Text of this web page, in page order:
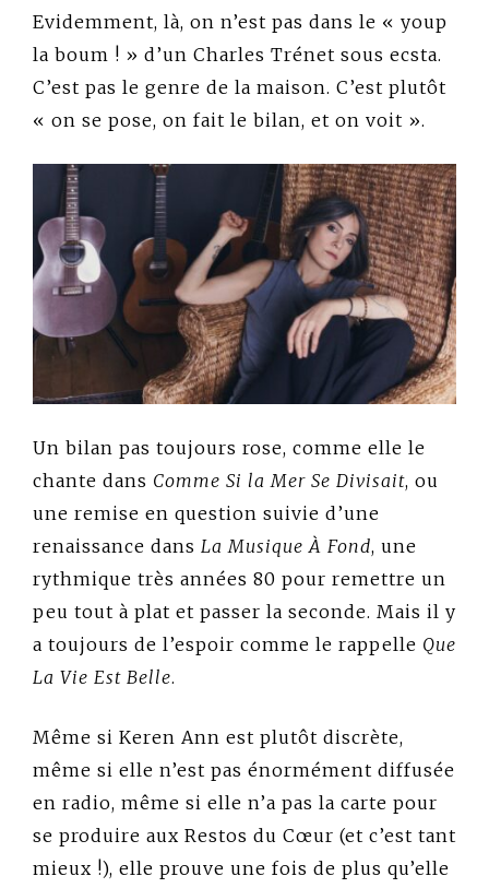
Evidemment, là, on n’est pas dans le « youp
la boum ! » d’un Charles Trénet sous ecsta.
C’est pas le genre de la maison. C’est plutôt
« on se pose, on fait le bilan, et on voit ».
Un bilan pas toujours rose, comme elle le
chante dans Comme Si la Mer Se Divisait, ou
une remise en question suivie d’une
renaissance dans La Musique À Fond, une
rythmique très années 80 pour remettre un
peu tout à plat et passer la seconde. Mais il y
a toujours de l’espoir comme le rappelle Que
La Vie Est Belle.
Même si Keren Ann est plutôt discrète,
même si elle n’est pas énormément diffusée
en radio, même si elle n’a pas la carte pour
se produire aux Restos du Cœur (et c’est tant
mieux !), elle prouve une fois de plus qu’elle